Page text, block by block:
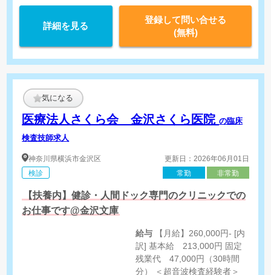
詳細を見る
登録して問い合せる
(無料)
気になる
医療法人さくら会 金沢さくら医院の臨床
検査技師求人
神奈川県横浜市金沢区
検診
更新日：2026年06月01日
常勤
非常勤
【扶養内】健診・人間ドック専門のクリニックでの
お仕事です@金沢文庫
給与
訳] 基本給 213,000円 固定
残業代 47,000円（30時間
分） ＜超音波検査経験者＞